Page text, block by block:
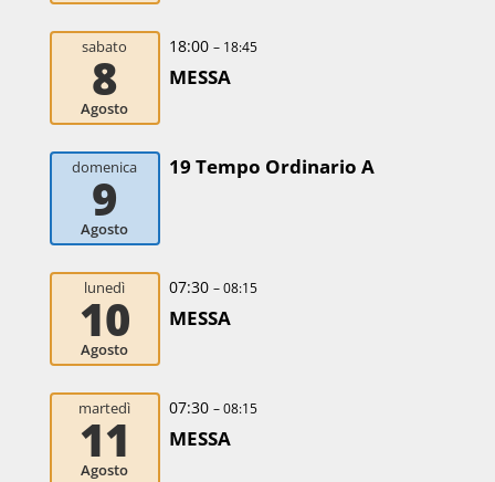
sabato
8
Agosto
18:00 – 18:45
MESSA
domenica
9
Agosto
19 Tempo Ordinario A
lunedì
10
Agosto
07:30 – 08:15
MESSA
martedì
11
Agosto
07:30 – 08:15
MESSA